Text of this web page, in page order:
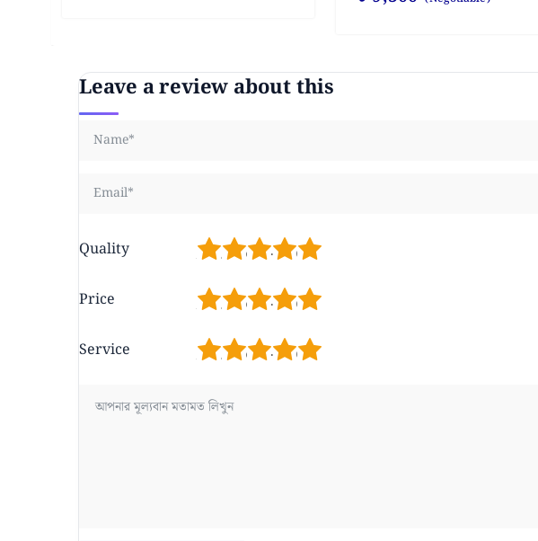
Leave a review about this
Quality 5
4
3
2
Price 5
4
3
2
Service 5
4
3
2